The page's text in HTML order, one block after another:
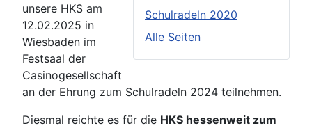
Schulradeln 2020
Alle Seiten
unsere HKS am
12.02.2025 in
Wiesbaden im
Festsaal der
Casinogesellschaft
an der Ehrung zum Schulradeln 2024 teilnehmen.
Diesmal reichte es für die HKS hessenweit zum